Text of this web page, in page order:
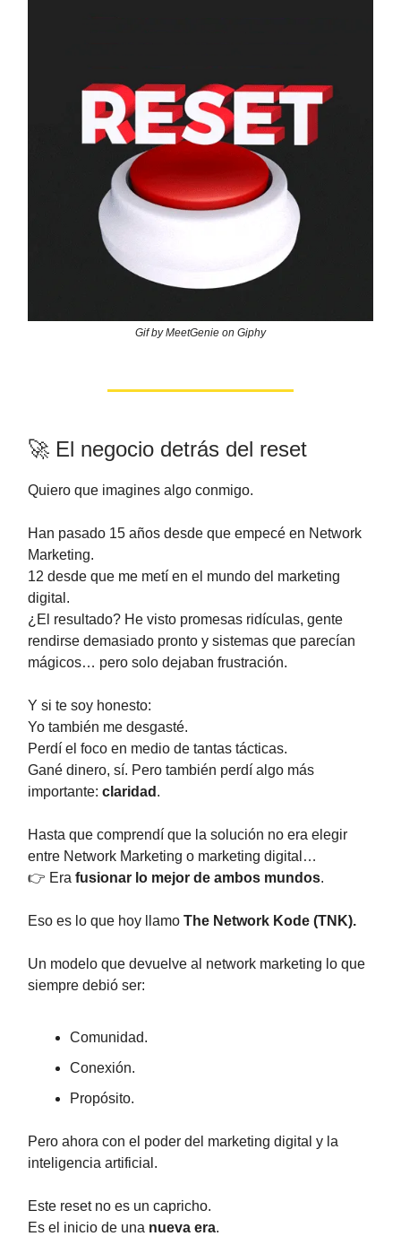
Gif by MeetGenie on Giphy
🚀 El negocio detrás del reset
Quiero que imagines algo conmigo.
Han pasado 15 años desde que empecé en Network
Marketing.
12 desde que me metí en el mundo del marketing
digital.
¿El resultado? He visto promesas ridículas, gente
rendirse demasiado pronto y sistemas que parecían
mágicos… pero solo dejaban frustración.
Y si te soy honesto:
Yo también me desgasté.
Perdí el foco en medio de tantas tácticas.
Gané dinero, sí. Pero también perdí algo más
importante: claridad .
Hasta que comprendí que la solución no era elegir
entre Network Marketing o marketing digital…
👉 Era fusionar lo mejor de ambos mundos.
Eso es lo que hoy llamo The Network Kode (TNK).
Un modelo que devuelve al network marketing lo que
siempre debió ser:
Comunidad.
Conexión.
Propósito.
Pero ahora con el poder del marketing digital y la
inteligencia artificial.
Este reset no es un capricho.
Es el inicio de una nueva era.